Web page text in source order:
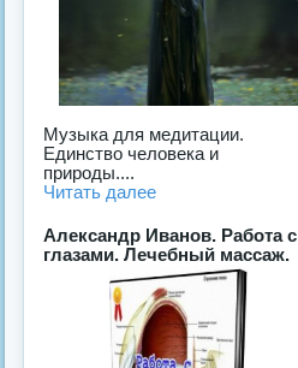
Музыка для медитации.
Единcтво человека и
пpироды....
Читать далее
Александр Иванов. Работа с
глазами. Лечебный массаж.